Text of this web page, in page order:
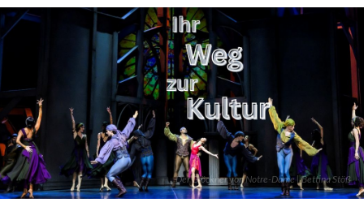
Der Glöckner von Notre-Dame | Bettina Stöß